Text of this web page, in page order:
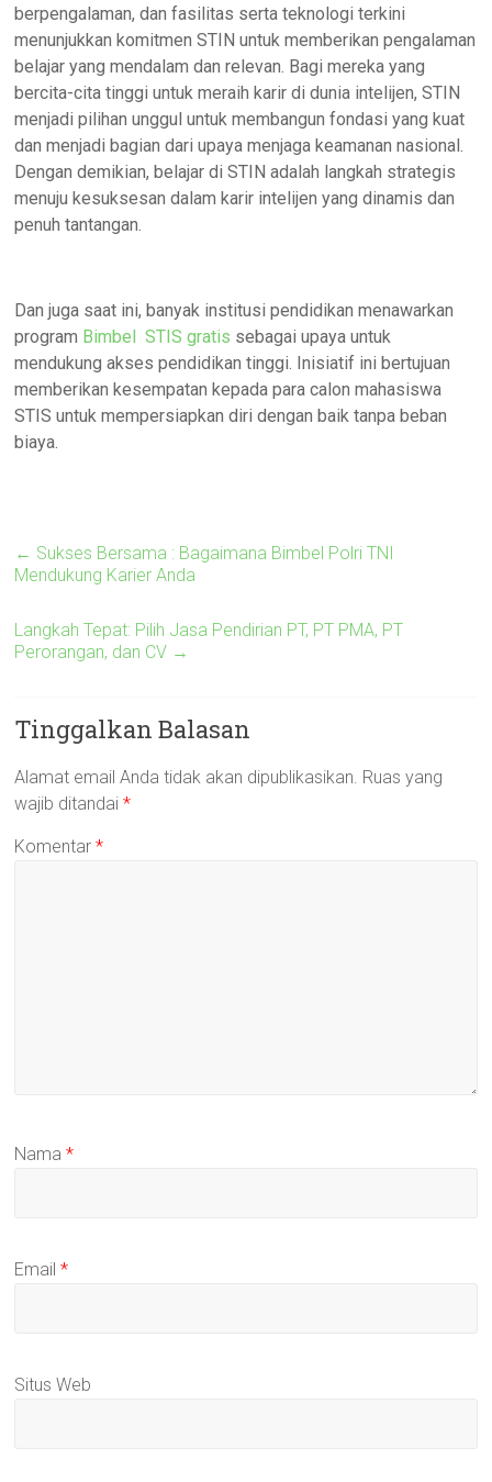
berpengalaman, dan fasilitas serta teknologi terkini
menunjukkan komitmen STIN untuk memberikan pengalaman
belajar yang mendalam dan relevan. Bagi mereka yang
bercita-cita tinggi untuk meraih karir di dunia intelijen, STIN
menjadi pilihan unggul untuk membangun fondasi yang kuat
dan menjadi bagian dari upaya menjaga keamanan nasional.
Dengan demikian, belajar di STIN adalah langkah strategis
menuju kesuksesan dalam karir intelijen yang dinamis dan
penuh tantangan.
Dan juga saat ini, banyak institusi pendidikan menawarkan
program Bimbel STIS gratis sebagai upaya untuk
mendukung akses pendidikan tinggi. Inisiatif ini bertujuan
memberikan kesempatan kepada para calon mahasiswa
STIS untuk mempersiapkan diri dengan baik tanpa beban
biaya.
← Sukses Bersama : Bagaimana Bimbel Polri TNI
Mendukung Karier Anda
Langkah Tepat: Pilih Jasa Pendirian PT, PT PMA, PT
Perorangan, dan CV →
Tinggalkan Balasan
Alamat email Anda tidak akan dipublikasikan. Ruas yang
wajib ditandai*
Komentar*
Nama*
Email*
Situs Web